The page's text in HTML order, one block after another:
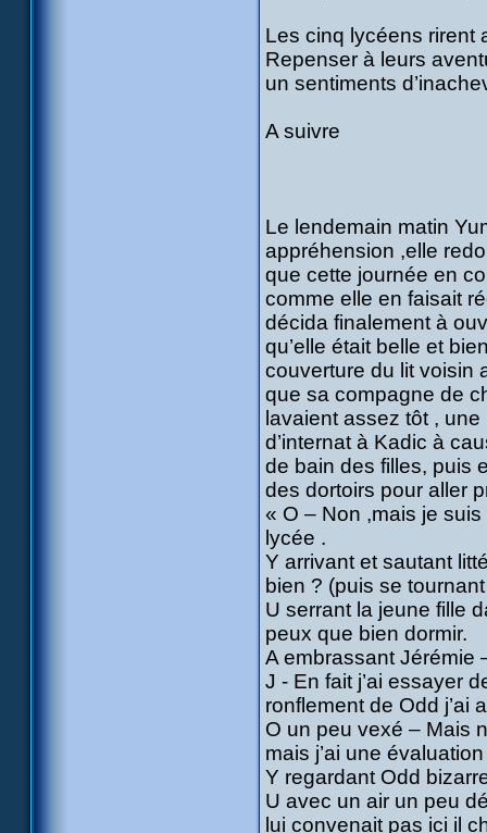
Les cinq lycéens rirent
Repenser à leurs
un sentiments
A suivre
Le lendemain matin
appréhension ,elle
que cette journée en
comme elle en faisait
décida finalement à
qu’elle était belle et
couverture du lit voisin
que sa compagne de
lavaient assez tôt ,
d’internat à Kadic à
de bain des filles, puis
des dortoirs pour aller
« O – Non ,mais je
lycée .
Y arrivant et sautant
bien ? (puis se
U serrant la jeune fille
peux que bien dormir.
A embrassant Jérémie
J - En fait j’ai essayer
ronflement de Odd j’ai
O un peu vexé – Mais
mais j’ai une
Y regardant Odd
U avec un air un peu
lui convenait pas ici il